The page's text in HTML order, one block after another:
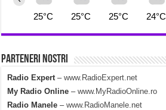
25°C 25°C 25°C 24°C
Parteneri Nostri
Radio Expert –www.RadioExpert.net
My Radio Online –www.MyRadioOnline.ro
Radio Manele–www.RadioManele.net